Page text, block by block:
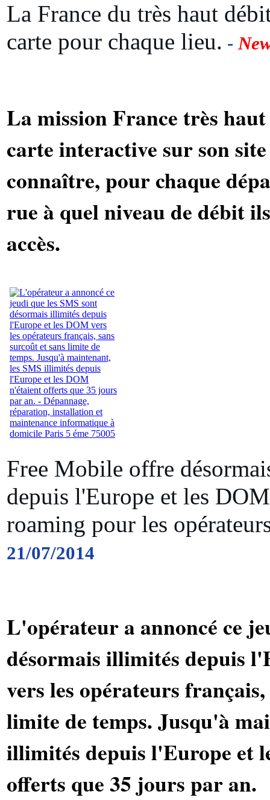
La France du très haut
carte pour chaque lieu. -
La mission France très
carte interactive sur son
connaître, pour chaque
rue à quel niveau de débit
accès.
Free Mobile offre
depuis l'Europe et les
roaming pour les
21/07/2014
L'opérateur a annoncé ce
désormais illimités depuis
vers les opérateurs
limite de temps. Jusqu'à
illimités depuis l'Europe et
offerts que 35 jours par an.